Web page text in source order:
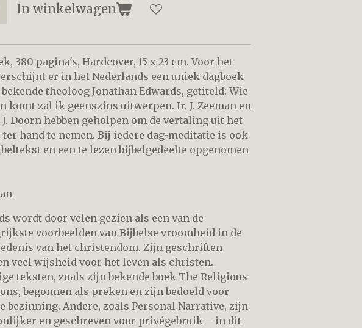
In winkelwagen
380 pagina's, Hardcover, 15 x 23 cm. Voor het
er in het Nederlands een uniek dagboek
bekende theoloog Jonathan Edwards, getiteld: Wie
komt zal ik geenszins uitwerpen. Ir. J. Zeeman en
J. Doorn hebben geholpen om de vertaling uit het
ter hand te nemen. Bij iedere dag-meditatie is ook
en een te lezen bijbelgedeelte opgenomen
wordt door velen gezien als een van de
voorbeelden van Bijbelse vroomheid in de
van het christendom. Zijn geschriften
veel wijsheid voor het leven als christen.
teksten, zoals zijn bekende boek The Religious
begonnen als preken en zijn bedoeld voor
bezinning. Andere, zoals Personal Narrative, zijn
en geschreven voor privégebruik – in dit